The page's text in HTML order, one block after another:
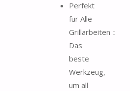
Perfekt
für Alle
Grillarbeiten：
Das
beste
Werkzeug,
um all